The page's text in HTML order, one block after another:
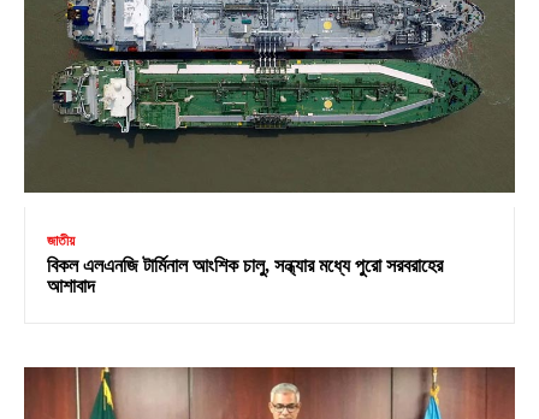
জাতীয়
বিকল এলএনজি টার্মিনাল আংশিক চালু, সন্ধ্যার মধ্যে পুরো সরবরাহের
আশাবাদ